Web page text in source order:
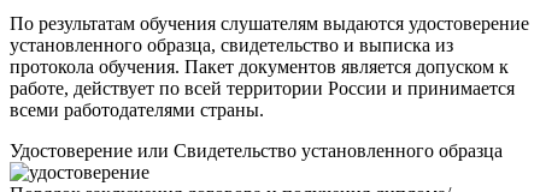
По результатам обучения слушателям выдаются удостоверение
установленного образца, свидетельство и выписка из
протокола обучения. Пакет документов является допуском к
работе, действует по всей территории России и принимается
всеми работодателями страны.
Удостоверение или Свидетельство установленного образца